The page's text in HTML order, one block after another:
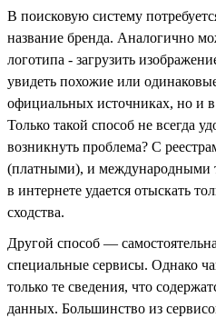
В поисковую систему
название бренда. Аналогично
логотипа - загрузить
увидеть похожие или
официальных источниках, но и в
Только такой способ не всегда
возникнуть проблема? С
(платными), и международными
в интернете удается отыскать
сходства.
Другой способ —
специальные сервисы. Однако
только те сведения, что
данных. Большинство из